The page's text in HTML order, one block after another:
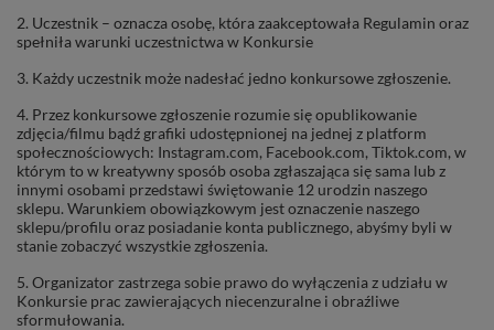
2. Uczestnik – oznacza osobę, która zaakceptowała Regulamin oraz
spełniła warunki uczestnictwa w Konkursie
3. Każdy uczestnik może nadesłać jedno konkursowe zgłoszenie.
4. Przez konkursowe zgłoszenie rozumie się opublikowanie
zdjęcia/filmu bądź grafiki udostępnionej na jednej z platform
społecznościowych: Instagram.com, Facebook.com, Tiktok.com, w
którym to w kreatywny sposób osoba zgłaszająca się sama lub z
innymi osobami przedstawi świętowanie 12 urodzin naszego
sklepu. Warunkiem obowiązkowym jest oznaczenie naszego
sklepu/profilu oraz posiadanie konta publicznego, abyśmy byli w
stanie zobaczyć wszystkie zgłoszenia.
5. Organizator zastrzega sobie prawo do wyłączenia z udziału w
Konkursie prac zawierających niecenzuralne i obraźliwe
sformułowania.